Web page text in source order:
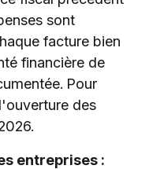
sont
facture bien
financière de
Pour
des
entreprises :